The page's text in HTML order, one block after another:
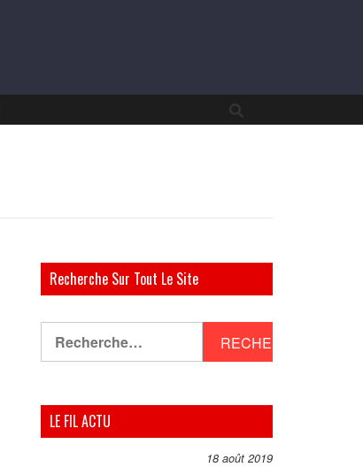
Recherche Sur Tout Le Site
LE FIL ACTU
18 août 2019